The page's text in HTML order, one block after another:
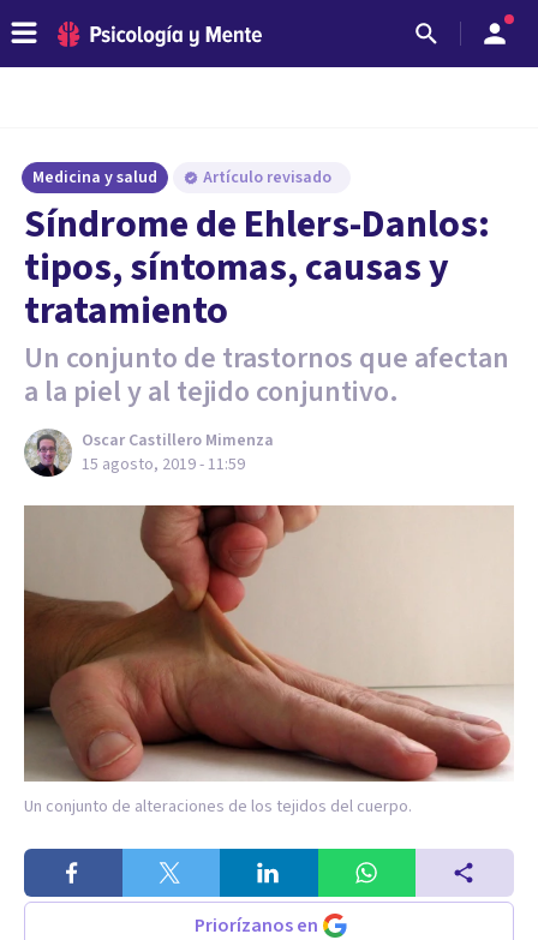
Medicina y salud Artículo revisado
Síndrome de Ehlers-Danlos:
tipos, síntomas, causas y
tratamiento
Un conjunto de trastornos que afectan
a la piel y al tejido conjuntivo.
Oscar Castillero Mimenza
15 agosto, 2019 - 11:59
Un conjunto de alteraciones de los tejidos del cuerpo.
Priorízanos en